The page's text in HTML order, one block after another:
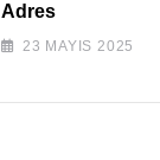
Adres
23 MAYIS 2025